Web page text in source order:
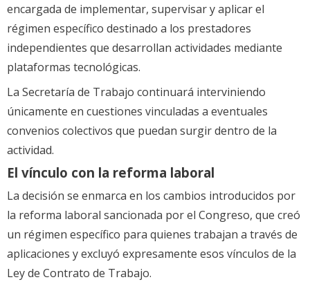
encargada de implementar, supervisar y aplicar el
régimen específico destinado a los prestadores
independientes que desarrollan actividades mediante
plataformas tecnológicas.
La Secretaría de Trabajo continuará interviniendo
únicamente en cuestiones vinculadas a eventuales
convenios colectivos que puedan surgir dentro de la
actividad.
El vínculo con la reforma laboral
La decisión se enmarca en los cambios introducidos por
la reforma laboral sancionada por el Congreso, que creó
un régimen específico para quienes trabajan a través de
aplicaciones y excluyó expresamente esos vínculos de la
Ley de Contrato de Trabajo.